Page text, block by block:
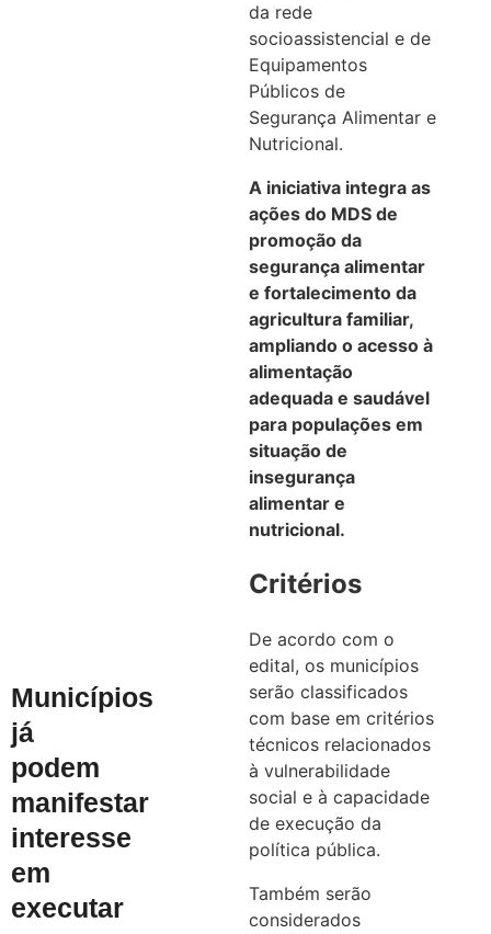
Municípios
já
podem
manifestar
interesse
em
executar
da rede
socioassistencial e de
Equipamentos
Públicos de
Segurança Alimentar e
Nutricional.
A iniciativa integra as
ações do MDS de
promoção da
segurança alimentar
e fortalecimento da
agricultura familiar,
ampliando o acesso à
alimentação
adequada e saudável
para populações em
situação de
insegurança
alimentar e
nutricional.
Critérios
De acordo com o
edital, os municípios
serão classificados
com base em critérios
técnicos relacionados
à vulnerabilidade
social e à capacidade
de execução da
política pública.
Também serão
considerados